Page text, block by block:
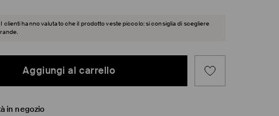
I clienti hanno valutato che il prodotto veste piccolo: si consiglia di scegliere
Aggiungi al carrello
in negozio